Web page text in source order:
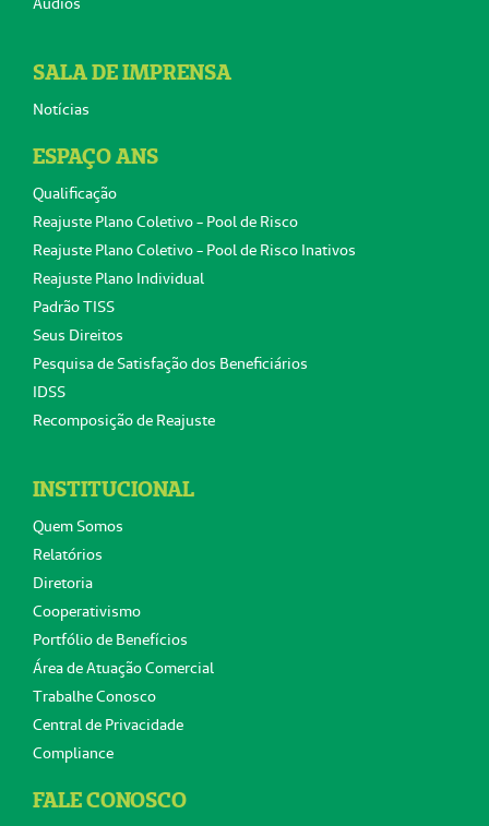
SALA DE IMPRENSA
Notícias
ESPAÇO ANS
Qualificação
Reajuste Plano Coletivo - Pool de Risco
Reajuste Plano Coletivo - Pool de Risco Inativos
Reajuste Plano Individual
Padrão TISS
Seus Direitos
Pesquisa de Satisfação dos Beneficiários
IDSS
Recomposição de Reajuste
INSTITUCIONAL
Quem Somos
Relatórios
Diretoria
Cooperativismo
Portfólio de Benefícios
Área de Atuação Comercial
Trabalhe Conosco
Central de Privacidade
Compliance
FALE CONOSCO